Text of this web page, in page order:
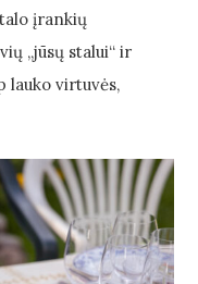
įrankių
„jūsų stalui“ ir
lauko virtuvės,